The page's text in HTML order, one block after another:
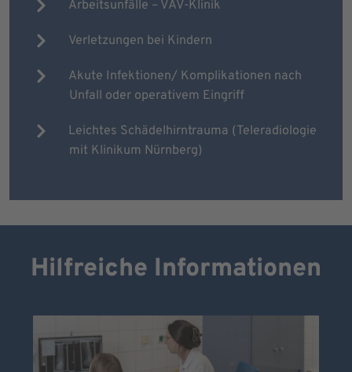
Arbeitsunfälle – VAV-Klinik
Verletzungen bei Kindern
Akute Infektionen/ Komplikationen nach
Unfall oder operativem Eingriff
Leichtes Schädelhirntrauma (Teleradiologie
mit Klinikum Nürnberg)
Hilfreiche Informationen